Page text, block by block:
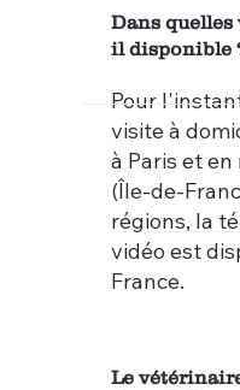
Dans quelles
il disponible
Pour
visite à
à Paris et
(Île-de-
régions, la
vidéo est
France.
Le